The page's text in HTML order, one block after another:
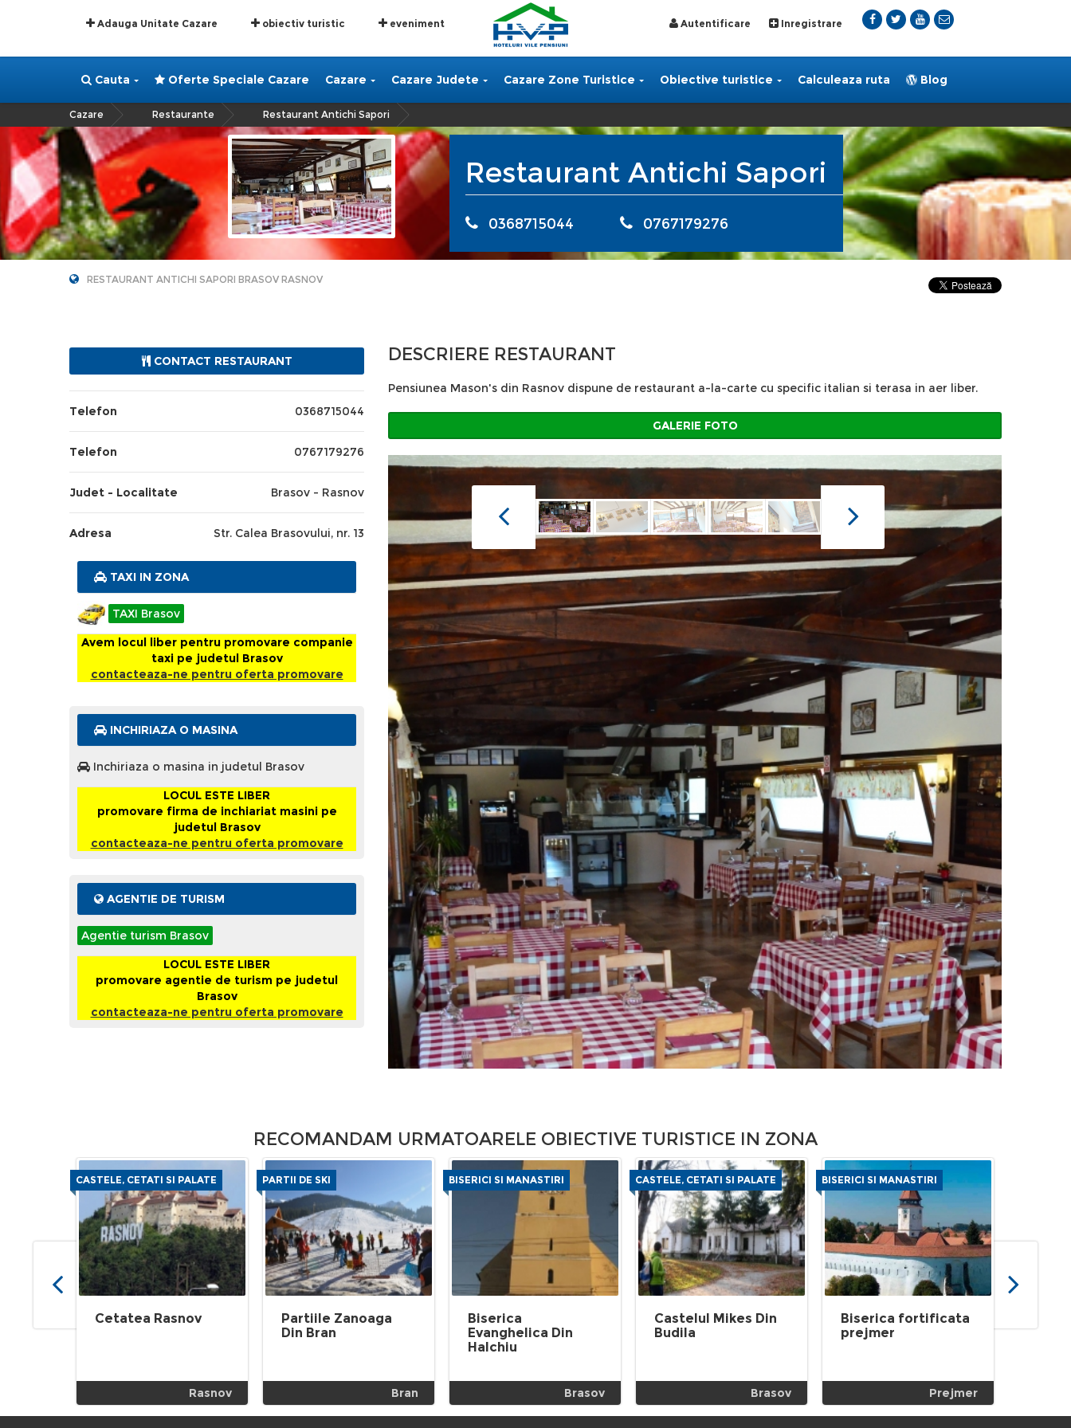
Adauga Unitate Cazare obiectiv turistic eveniment Autentificare Inregistrare
Cauta Oferte Speciale Cazare Cazare Cazare Judete Cazare Zone Turistice Obiective turistice Calculeaza ruta Blog
Cazare Restaurante Restaurant Antichi Sapori
Restaurant Antichi Sapori
0368715044 0767179276
RESTAURANT ANTICHI SAPORI BRASOV RASNOV
CONTACT RESTAURANT
Telefon 0368715044
Telefon 0767179276
Judet - Localitate Brasov - Rasnov
Adresa Str. Calea Brasovului, nr. 13
TAXI IN ZONA
TAXI Brasov
Avem locul liber pentru promovare companie
taxi pe judetul Brasov
contacteaza-ne pentru oferta promovare
INCHIRIAZA O MASINA
Inchiriaza o masina in judetul Brasov
LOCUL ESTE LIBER
promovare firma de inchiariat masini pe
judetul Brasov
contacteaza-ne pentru oferta promovare
AGENTIE DE TURISM
Agentie turism Brasov
LOCUL ESTE LIBER
promovare agentie de turism pe judetul
Brasov
contacteaza-ne pentru oferta promovare
DESCRIERE RESTAURANT
Pensiunea Mason's din Rasnov dispune de restaurant a-la-carte cu specific italian si terasa in aer liber.
GALERIE FOTO
RECOMANDAM URMATOARELE OBIECTIVE TURISTICE IN ZONA
CASTELE, CETATI SI PALATE
Cetatea Rasnov
Rasnov
PARTII DE SKI
Partiile Zanoaga
Din Bran
Bran
BISERICI SI MANASTIRI
Biserica
Evanghelica Din
Halchiu
Brasov
CASTELE, CETATI SI PALATE
Castelul Mikes Din
Budila
Brasov
BISERICI SI MANASTIRI
Biserica fortificata
prejmer
Prejmer
Din